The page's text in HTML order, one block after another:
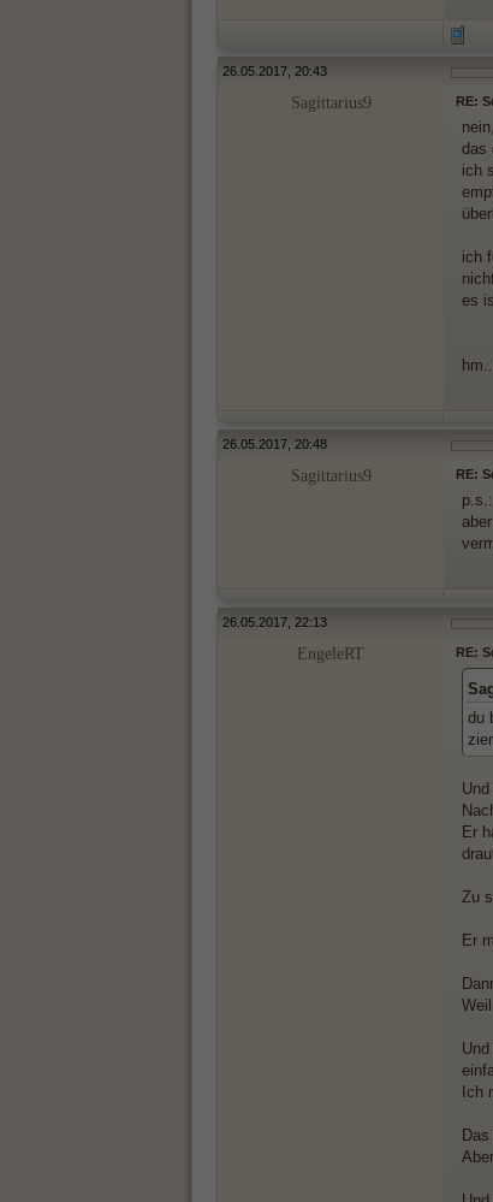
26.05.2017, 20:43
Sagittarius9 RE:
das
ich
ich
es
26.05.2017, 20:48
Sagittarius9 RE:
26.05.2017, 22:13
EngeleRT RE:
du
Er
Zu
Er
Ich